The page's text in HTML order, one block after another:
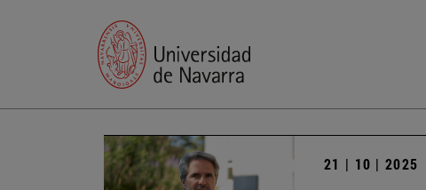
21 | 10 | 2025